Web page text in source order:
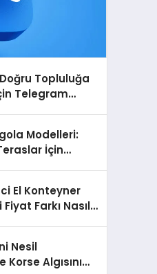
Topluluğa
Telegram
Modelleri:
İçin
El Konteyner
Farkı Nasıl
Nesil
Korse Algısını